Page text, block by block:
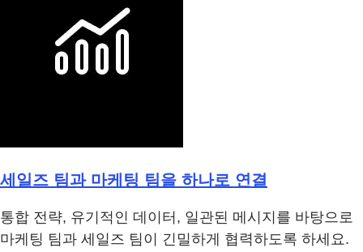
세일즈 팀과 마케팅 팀을 하나로 연결
통합 전략, 유기적인 데이터, 일관된 메시지를 바탕으로
마케팅 팀과 세일즈 팀이 긴밀하게 협력하도록 하세요.